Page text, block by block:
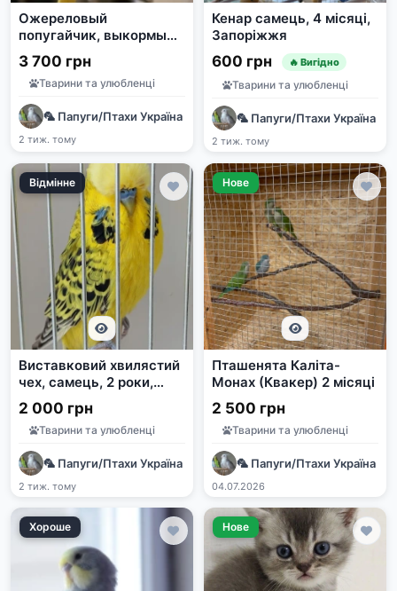
Ожереловый
попугайчик, выкормыш,
2 года
3 700 грн
Тварини та улюбленці
🦜 Папуги/Птахи Україна | Продаж та прилаштування | e-pet
2 тиж. тому
Кенар самець, 4 місяці,
Запоріжжя
600 грн 🔥 Вигідно
Тварини та улюбленці
🦜 Папуги/Птахи Україна |
2 тиж. тому
Відмінне
Виставковий хвилястий
чех, самець, 2 роки,
жовтий опалін
2 000 грн
Тварини та улюбленці
🦜 Папуги/Птахи Україна | Продаж та прилаштування | e-pet
2 тиж. тому
Нове
Пташенята Каліта-
Монах (Квакер) 2 місяці
2 500 грн
Тварини та улюбленці
🦜 Папуги/Птахи Україна |
04.07.2026
Хороше Нове